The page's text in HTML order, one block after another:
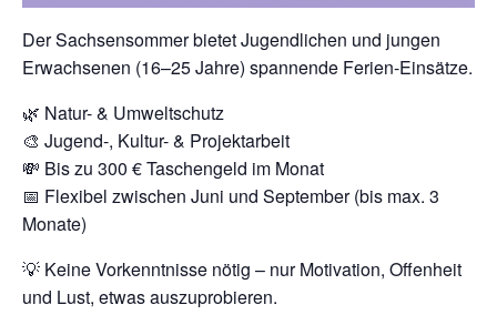
Der Sachsensommer bietet Jugendlichen und jungen
Erwachsenen (16–25 Jahre) spannende Ferien-Einsätze.
🌿 Natur- & Umweltschutz
🎨 Jugend-, Kultur- & Projektarbeit
💸 Bis zu 300 € Taschengeld im Monat
📅 Flexibel zwischen Juni und September (bis max. 3
Monate)
💡 Keine Vorkenntnisse nötig – nur Motivation, Offenheit
und Lust, etwas auszuprobieren.